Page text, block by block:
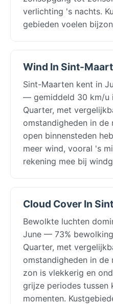
verlichting 's nachts.
gebieden voelen
Wind In Sint-
Sint-Maarten kent in
— gemiddeld 30 km/u
Quarter, met
omstandigheden in de
open binnensteden
meer wind, vooral 's
rekening mee bij
Cloud Cover In
Bewolkte luchten
June — 73%
Quarter, met
omstandigheden in de
zon is vlekkerig en
grijze periodes tussen
momenten.